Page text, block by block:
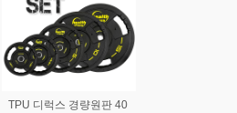
TPU 디럭스 경량원판 40